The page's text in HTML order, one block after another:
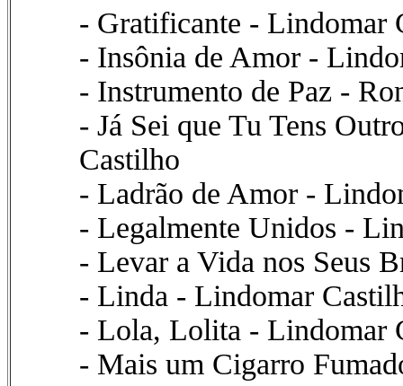
- Gratificante - Lindomar
- Insônia de Amor -
- Instrumento de Paz -
- Já Sei que Tu Tens
Castilho
- Ladrão de Amor -
- Legalmente Unidos -
- Levar a Vida nos Seus
- Linda - Lindomar
- Lola, Lolita - Lindomar
- Mais um Cigarro